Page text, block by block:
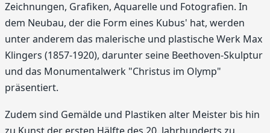
Zeichnungen, Grafiken, Aquarelle und Fotografien. In
dem Neubau, der die Form eines Kubus' hat, werden
unter anderem das malerische und plastische Werk Max
Klingers (1857-1920), darunter seine Beethoven-Skulptur
und das Monumentalwerk "Christus im Olymp"
präsentiert.
Zudem sind Gemälde und Plastiken alter Meister bis hin